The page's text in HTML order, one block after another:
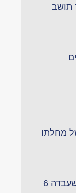
תושב
מחלתו
איסור פיטורי עובדת בהריון שעבדה 6